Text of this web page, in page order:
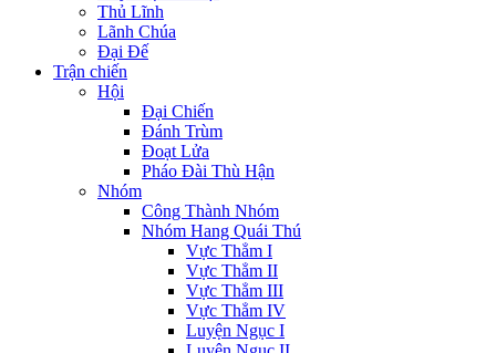
Thủ Lĩnh
Lãnh Chúa
Đại Đế
Trận chiến
Hội
Đại Chiến
Đánh Trùm
Đoạt Lửa
Pháo Đài Thù Hận
Nhóm
Công Thành Nhóm
Nhóm Hang Quái Thú
Vực Thẳm I
Vực Thẳm II
Vực Thẳm III
Vực Thẳm IV
Luyện Ngục I